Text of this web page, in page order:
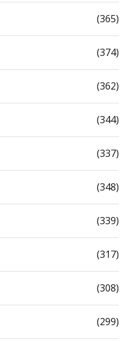
(365)
(374)
(362)
(344)
(337)
(348)
(339)
(317)
(308)
(299)